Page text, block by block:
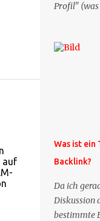
auf
Profil" (was
es jetzt die
Weitere
auf meiner
im Blog.
mittelfristig
Mail
Stelle
Was ist ein
Backlink?
Da ich
Diskussion
bestimmte